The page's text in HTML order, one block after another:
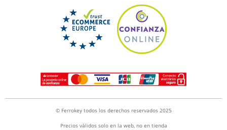
© Ferrokey todos los derechos reservados 2025
Precios válidos solo en la web, no en tienda